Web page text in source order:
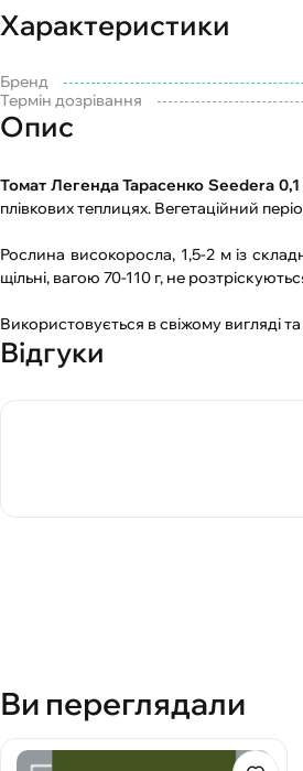
Характеристики
Бренд
Термін дозрівання
Опис
Томат Легенда Тарасенко Seedera 0,1
плівкових теплицях. Вегетаційний
Рослина високоросла, 1,5-2 м із
щільні, вагою 70-110 г, не
Використовується в свіжому вигляді
Відгуки
Ви переглядали